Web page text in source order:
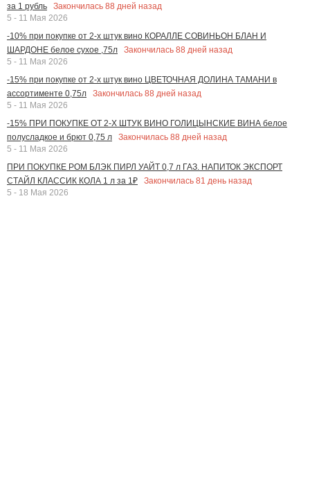
за 1 рубль
Закончилась 88 дней назад
5 - 11 Мая 2026
-10% при покупке от 2-х штук вино КОРАЛЛЕ СОВИНЬОН БЛАН И
ШАРДОНЕ белое сухое ,75л
Закончилась 88 дней назад
5 - 11 Мая 2026
-15% при покупке от 2-х штук вино ЦВЕТОЧНАЯ ДОЛИНА ТАМАНИ в
ассортименте 0,75л
Закончилась 88 дней назад
5 - 11 Мая 2026
-15% ПРИ ПОКУПКЕ ОТ 2-Х ШТУК ВИНО ГОЛИЦЫНСКИЕ ВИНА белое
полусладкое и брют 0,75 л
Закончилась 88 дней назад
5 - 11 Мая 2026
ПРИ ПОКУПКЕ РОМ БЛЭК ПИРЛ УАЙТ 0,7 л ГАЗ. НАПИТОК ЭКСПОРТ
СТАЙЛ КЛАССИК КОЛА 1 л за 1₽
Закончилась 81 день назад
5 - 18 Мая 2026